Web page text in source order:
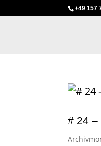
+49 157
# 24 –